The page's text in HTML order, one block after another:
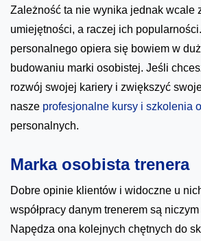
Zależność ta nie wynika jednak wcale
umiejętności, a raczej ich
personalnego opiera się bowiem w
budowaniu marki osobistej. Jeśli
rozwój swojej kariery i zwiększyć
nasze profesjonalne kursy i szkolenia
personalnych.
Marka osobista trenera
Dobre opinie klientów i widoczne u
współpracy danym trenerem są
Napędza ona kolejnych chętnych do